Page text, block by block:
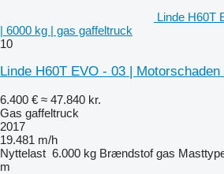
Linde H60T
| 6000 kg | gas gaffeltruck
10
Linde H60T EVO - 03 | Motorschaden
6.400 € ≈ 47.840 kr.
Gas gaffeltruck
2017
19.481 m/h
Nyttelast 6.000 kg Brændstof gas
m